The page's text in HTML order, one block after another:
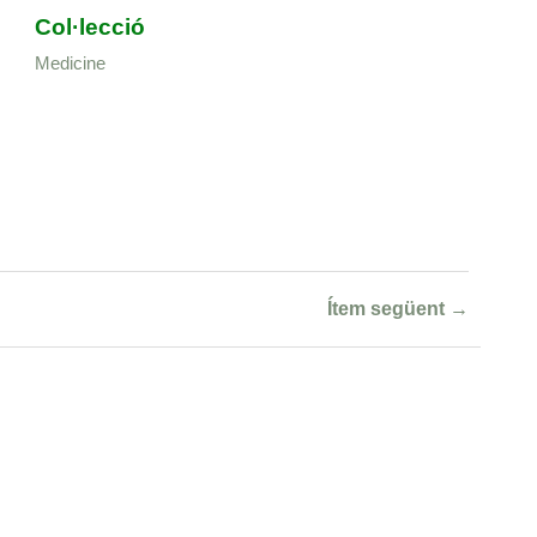
Col·lecció
Medicine
Ítem següent →